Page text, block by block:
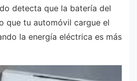
detecta que la batería del
que tu automóvil cargue el
la energía eléctrica es más